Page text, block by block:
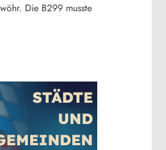
Die B299 musste